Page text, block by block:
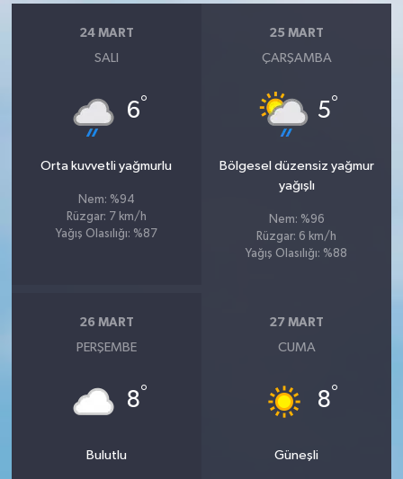
24 MART
SALI
6°
Orta kuvvetli yağmurlu
Nem: %94
Rüzgar: 7 km/h
Yağış Olasılığı: %87
25 MART
ÇARŞAMBA
5°
Bölgesel düzensiz yağmur
yağışlı
Nem: %96
Rüzgar: 6 km/h
Yağış Olasılığı: %88
26 MART
PERŞEMBE
8°
Bulutlu
27 MART
CUMA
8°
Güneşli